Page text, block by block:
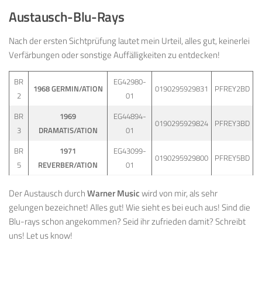
Austausch-Blu-Rays
Nach der ersten Sichtprüfung lautet mein Urteil, alles gut, keinerlei
Verfärbungen oder sonstige Auffälligkeiten zu entdecken!
BR
2
1968 GERMIN/ATION
EG42980-
01
0190295929831 PFREY2BD
BR
3
1969
DRAMATIS/ATION
EG44894-
01
0190295929824 PFREY3BD
BR
5
1971
REVERBER/ATION
EG43099-
01
0190295929800 PFREY5BD
Der Austausch durchWarner Musicwird von mir, als sehr
gelungen bezeichnet! Alles gut! Wie sieht es bei euch aus! Sind die
Blu-rays schon angekommen? Seid ihr zufrieden damit? Schreibt
uns! Let us know!